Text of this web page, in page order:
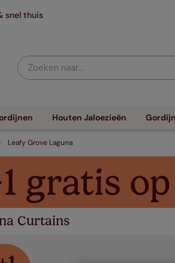
snel thuis
Zoeken naar...
Houten Jaloezieën
Leafy Grove Laguna
Curtains